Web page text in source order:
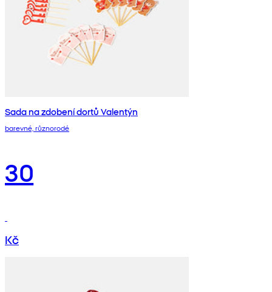
Sada na zdobení dortů Valentýn
barevné, různorodé
30
Kč